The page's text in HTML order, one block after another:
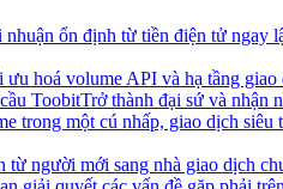
ổn định từ tiền điện tử ngay
ưu hoá volume API và hạ tầng
ToobitTrở thành đại sứ và nhận
trong một cú nhấp, giao dịch siêu
từ người mới sang nhà giao dịch